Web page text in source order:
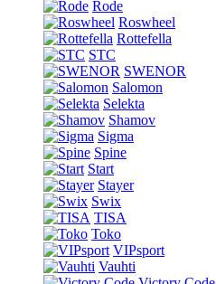
Rode
Roswheel
Rottefella
STC
SWENOR
Salomon
Selekta
Shamov
Sigma
Spine
Start
Stayer
Swix
TISA
Toko
VIPsport
Vauhti